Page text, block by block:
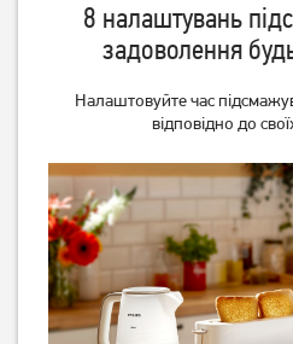
Тостер Ardesto T-
K210/1000
грн
8 налаштувань
задоволення
Налаштовуйте час
відповідно до